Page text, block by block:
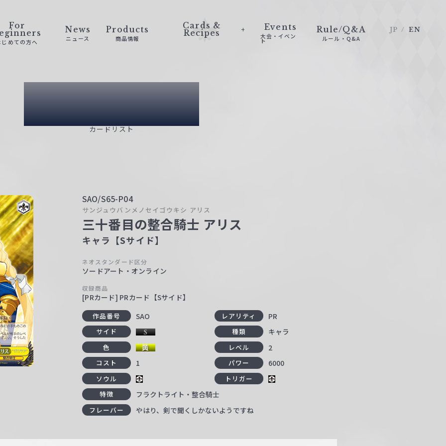
For
じめての方へ
News
ニュース
Products
商品情報
Cards &
Recipes
Events
大会・イベン
ト
Rule/Q&A
ルール・Q&A
JP EN
Card List
カードリスト
SAO/S65-P04
サンジュウバンメノセイゴウキシ アリス
三十番目の整合騎士 アリス
キャラ【Sサイド】
ネオスタンダード区分
ソードアート・オンライン
収録商品
[PRカード] PRカード【Sサイド】
作品番号 SAO レアリティ PR
サイド 種類 キャラ
色 レベル 2
コスト 1 パワー 6000
ソウル
トリガー
特徴
フラクトライト・整合騎士
フレーバー やはり、剣で聞くしかないようですね